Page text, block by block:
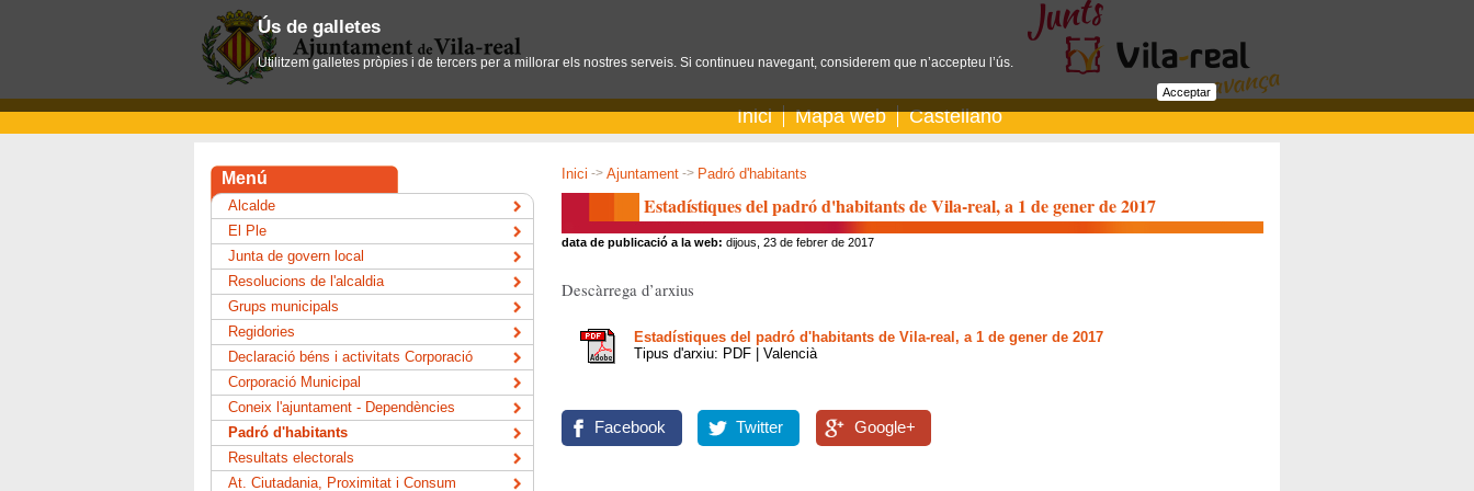
Inici Mapa web Castellano
Inici -> Ajuntament -> Padró d'habitants
Estadístiques del padró d'habitants de Vila-real, a 1 de gener de 2017
data de publicació a la web: dijous, 23 de febrer de 2017
Descàrrega d’arxius
Estadístiques del padró d'habitants de Vila-real, a 1 de gener de 2017
Tipus d'arxiu: PDF | Valencià
Facebook Twitter Google+
Menú
Alcalde
El Ple
Junta de govern local
Resolucions de l'alcaldia
Grups municipals
Regidories
Declaració béns i activitats Corporació
Corporació Municipal
Coneix l'ajuntament - Dependències
Padró d'habitants
Resultats electorals
At. Ciutadania, Proximitat i Consum
Ús de galletes
Utilitzem galletes pròpies i de tercers per a millorar els nostres serveis. Si continueu navegant, considerem que n’accepteu l’ús.
Acceptar